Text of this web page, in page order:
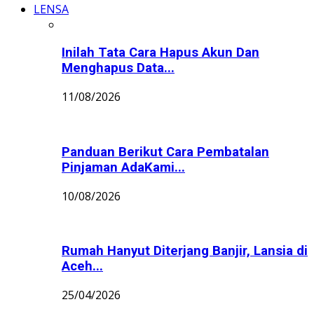
LENSA
Inilah Tata Cara Hapus Akun Dan
Menghapus Data...
11/08/2026
Panduan Berikut Cara Pembatalan
Pinjaman AdaKami...
10/08/2026
Rumah Hanyut Diterjang Banjir, Lansia di
Aceh...
25/04/2026